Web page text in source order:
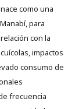
como una
para
con la
impactos
consumo de
frecuencia